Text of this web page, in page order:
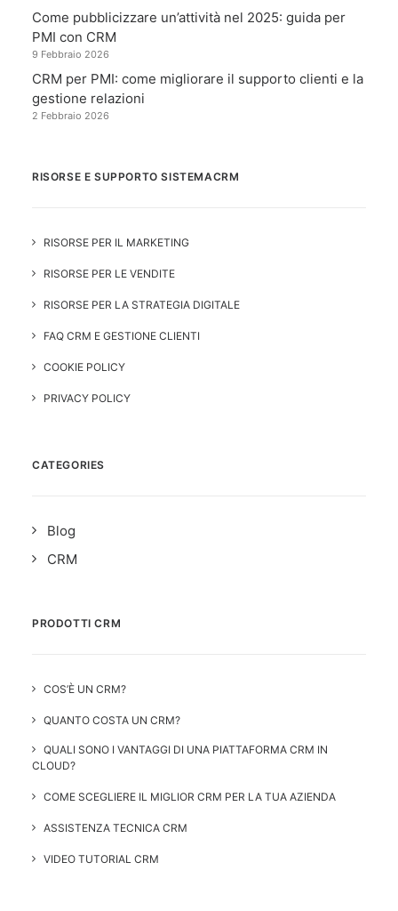
Come pubblicizzare un’attività nel 2025: guida per
PMI con CRM
9 Febbraio 2026
CRM per PMI: come migliorare il supporto clienti e la
gestione relazioni
2 Febbraio 2026
RISORSE E SUPPORTO SISTEMACRM
RISORSE PER IL MARKETING
RISORSE PER LE VENDITE
RISORSE PER LA STRATEGIA DIGITALE
FAQ CRM E GESTIONE CLIENTI
COOKIE POLICY
PRIVACY POLICY
CATEGORIES
Blog
CRM
PRODOTTI CRM
COS’È UN CRM?
QUANTO COSTA UN CRM?
QUALI SONO I VANTAGGI DI UNA PIATTAFORMA CRM IN
CLOUD?
COME SCEGLIERE IL MIGLIOR CRM PER LA TUA AZIENDA
ASSISTENZA TECNICA CRM
VIDEO TUTORIAL CRM